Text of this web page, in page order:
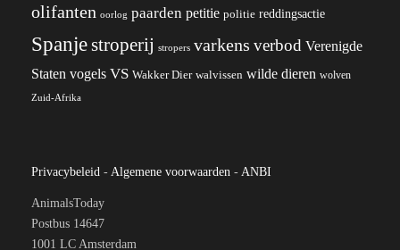
olifanten oorlog paarden petitie politie reddingsactie
Spanjestroperij stropers varkens verbod Verenigde
Staten vogels VS Wakker Dier walvissen wilde dieren wolven
Zuid-Afrika
Privacybeleid - Algemene voorwaarden - ANBI
AnimalsToday
Postbus 14647
1001 LC Amsterdam